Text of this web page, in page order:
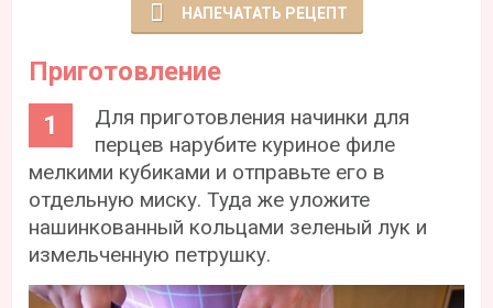
НАПЕЧАТАТЬ РЕЦЕПТ
Приготовление
Для приготовления начинки для
перцев нарубите куриное филе
мелкими кубиками и отправьте его в
отдельную миску. Туда же уложите
нашинкованный кольцами зеленый лук и
измельченную петрушку.